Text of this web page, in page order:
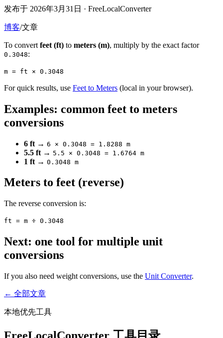
发布于 2026年3月31日 · FreeLocalConverter
博客/文章
To convert feet (ft) to meters (m), multiply by the exact factor
0.3048:
m = ft × 0.3048
For quick results, use Feet to Meters (local in your browser).
Examples: common feet to meters
conversions
6 ft → 6 × 0.3048 = 1.8288 m
5.5 ft → 5.5 × 0.3048 = 1.6764 m
1 ft → 0.3048 m
Meters to feet (reverse)
The reverse conversion is:
ft = m ÷ 0.3048
Next: one tool for multiple unit
conversions
If you also need weight conversions, use the Unit Converter.
← 全部文章
本地优先工具